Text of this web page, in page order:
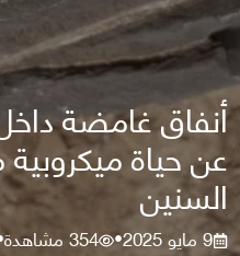
أنفاق غامضة
عن حياة
السنين
9 مايو 2025 •
354مشاهدة